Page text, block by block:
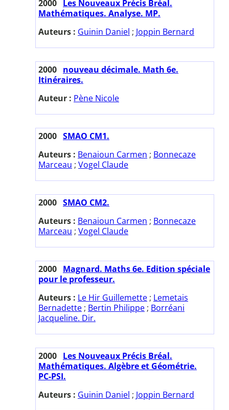
2000
Les Nouveaux Précis Bréal.
Mathématiques. Analyse. MP.
Auteurs : Guinin Daniel ; Joppin Bernard
2000 nouveau décimale. Math 6e.
Itinéraires.
Auteur : Pène Nicole
2000 SMAO CM1.
Auteurs : Benaioun Carmen ; Bonnecaze
Marceau ; Vogel Claude
2000 SMAO CM2.
Auteurs : Benaioun Carmen ; Bonnecaze
Marceau ; Vogel Claude
2000 Magnard. Maths 6e. Edition spéciale
pour le professeur.
Auteurs : Le Hir Guillemette ; Lemetais
Bernadette ; Bertin Philippe ; Borréani
Jacqueline. Dir.
2000 Les Nouveaux Précis Bréal.
Mathématiques. Algèbre et Géométrie.
PC-PSI.
Auteurs : Guinin Daniel ; Joppin Bernard